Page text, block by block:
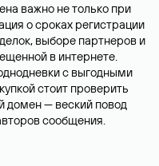
важно не только при
о сроках регистрации
выборе партнеров и
в интернете.
с выгодными
стоит проверить
домен — веский повод
сообщения.